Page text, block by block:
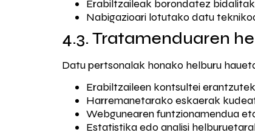
Erabiltzaileak borondatez
Nabigazioari lotutako datu
4.3. Tratamenduaren
Datu pertsonalak honako helburu
Erabiltzaileen kontsultei
Harremanetarako eskaerak
Webgunearen funtzionamendua
Estatistika edo analisi